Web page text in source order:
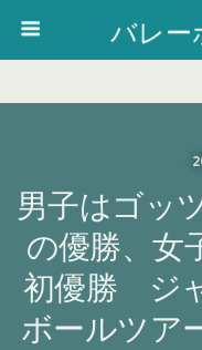
バレー
男子はゴッ
の優勝、女
初優勝 ジ
ボールツア